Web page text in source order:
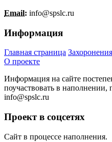
Email: info@spslc.ru
Информация
Главная страница Захоронения
О проекте
Информация на сайте
поучаствовать в
info@spslc.ru
Проект в соцсетях
Сайт в процессе наполнения.